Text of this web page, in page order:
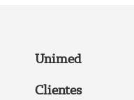
Unimed
Clientes